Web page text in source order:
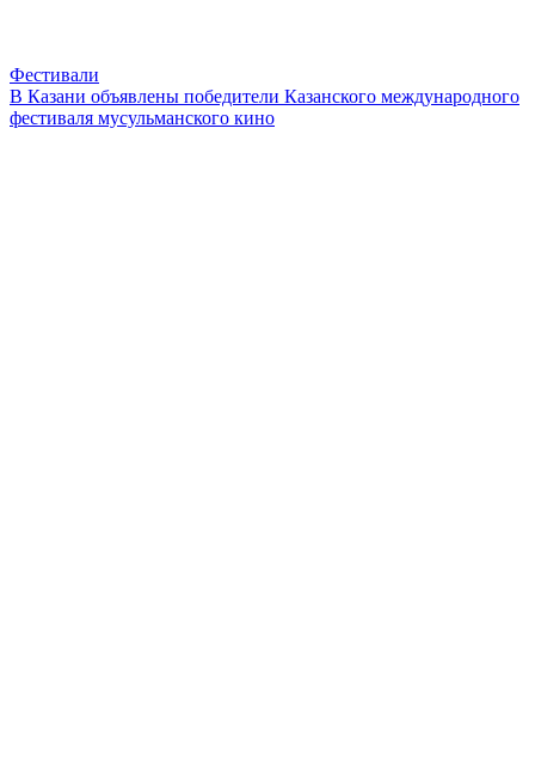
Фестивали
В Казани объявлены победители Казанского международного
фестиваля мусульманского кино